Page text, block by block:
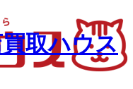
取ハウス